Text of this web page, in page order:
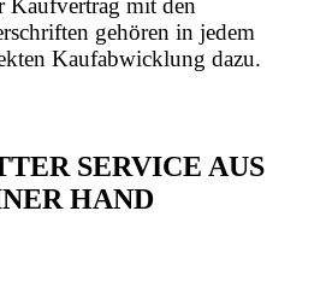
Kaufvertrag mit den
gehören in jedem
Kaufabwicklung dazu.
SERVICE AUS
HAND